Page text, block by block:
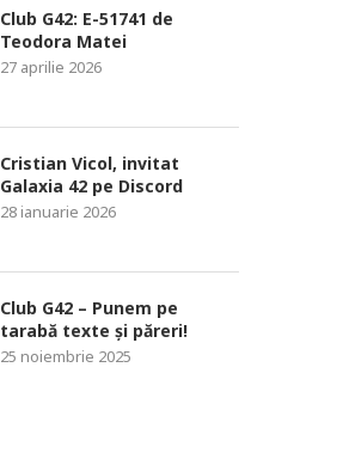
Club G42: E-51741 de
Teodora Matei
27 aprilie 2026
Cristian Vicol, invitat
Galaxia 42 pe Discord
28 ianuarie 2026
Club G42 – Punem pe
tarabă texte și păreri!
25 noiembrie 2025